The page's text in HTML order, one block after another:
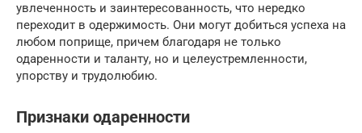
увлеченность и заинтересованность, что нередко
переходит в одержимость. Они могут добиться успеха на
любом поприще, причем благодаря не только
одаренности и таланту, но и целеустремленности,
упорству и трудолюбию.
Признаки одаренности